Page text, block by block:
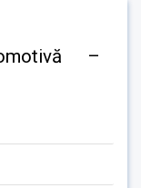
–